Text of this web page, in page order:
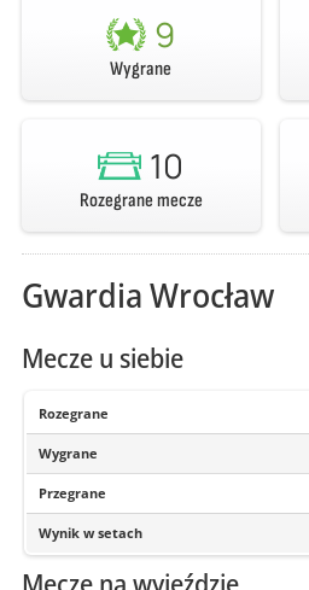
9
Wygrane
10
Rozegrane mecze
Gwardia Wrocław
Mecze u siebie
Rozegrane
Wygrane
Przegrane
Wynik w setach
Mecze na wyjeździe